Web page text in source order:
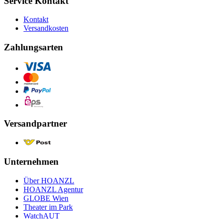
Kontakt
Versandkosten
Zahlungsarten
Versandpartner
Unternehmen
Über HOANZL
HOANZL Agentur
GLOBE Wien
Theater im Park
WatchAUT